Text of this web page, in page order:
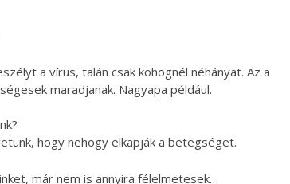
a vírus, talán csak köhögnél néhányat. Az a
maradjanak. Nagyapa például.
hogy nehogy elkapják a betegséget.
már nem is annyira félelmetesek…